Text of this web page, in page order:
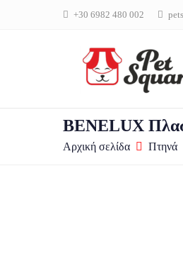
+30 6982 480 002
BENELUX
Αρχική σελίδα Πτηνά